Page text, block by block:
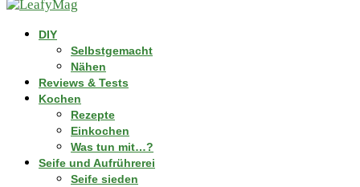
DIY
Selbstgemacht
Nähen
Reviews & Tests
Kochen
Rezepte
Einkochen
Was tun mit…?
Seife und Aufrührerei
Seife sieden